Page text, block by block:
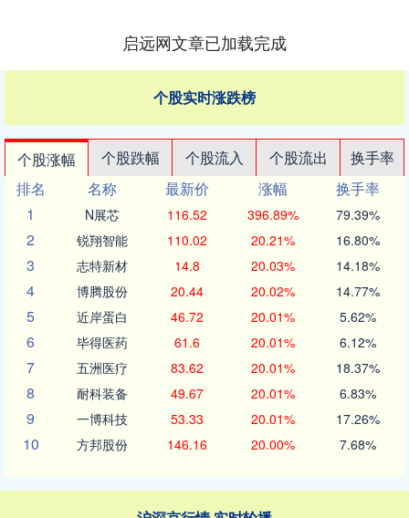
启远网文章已加载完成
个股实时涨跌榜
个股涨幅 个股跌幅 个股流入 个股流出
换手率
排名
名称 最新价 涨幅
换手率
1
N展芯 116.52 396.89% 79.39%
2 锐翔智能 110.02 20.21% 16.80%
3 志特新材 14.8 20.03% 14.18%
4 博腾股份 20.44 20.02% 14.77%
5 近岸蛋白 46.72 20.01% 5.62%
6 毕得医药 61.6 20.01% 6.12%
7 五洲医疗 83.62 20.01% 18.37%
8 耐科装备 49.67 20.01% 6.83%
9 一博科技 53.33 20.01% 17.26%
10 方邦股份 146.16 20.00% 7.68%